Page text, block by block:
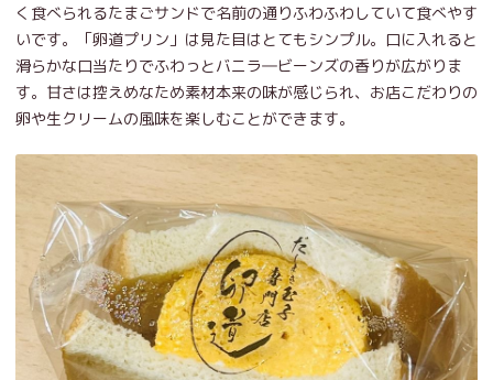
く食べられるたまごサンドで名前の通りふわふわしていて食べやす
いです。「卵道プリン」は見た目はとてもシンプル。口に入れると
滑らかな口当たりでふわっとバニラ―ビーンズの香りが広がりま
す。甘さは控えめなため素材本来の味が感じられ、お店こだわりの
卵や生クリームの風味を楽しむことができます。